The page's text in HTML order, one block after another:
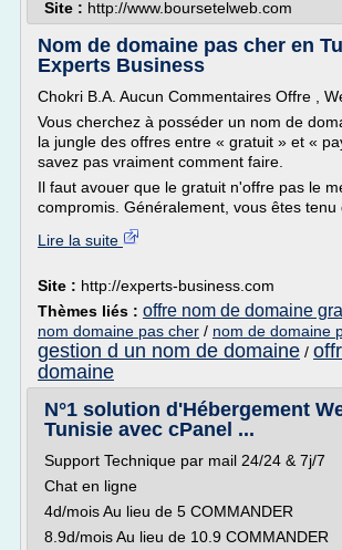
Site : http://www.boursetelweb.com
Nom de domaine pas cher en
Experts Business
Chokri B.A. Aucun Commentaires Offre ,
Vous cherchez à posséder un nom de
la jungle des offres entre « gratuit » et «
savez pas vraiment comment faire.
Il faut avouer que le gratuit n'offre pas le
compromis. Généralement, vous êtes tenu
Lire la suite
Site : http://experts-business.com
Thèmes liés : offre nom de domaine
nom domaine pas cher / nom de domaine
gestion d un nom de domaine /
domaine
N°1 solution d'Hébergement
Tunisie avec cPanel ...
Support Technique par mail 24/24 & 7j/7
Chat en ligne
4d/mois Au lieu de 5 COMMANDER
8.9d/mois Au lieu de 10.9 COMMANDER